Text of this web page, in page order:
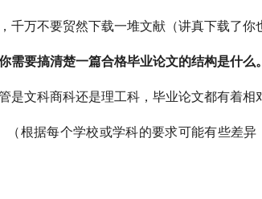
千万不要贸然下载一堆文献（讲真下载了你
需要搞清楚一篇合格毕业论文的结构是什么。
是文科商科还是理工科，毕业论文都有着相
（根据每个学校或学科的要求可能有些差